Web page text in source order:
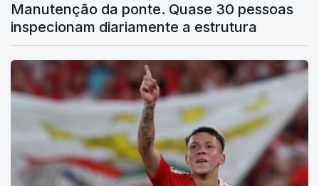
Manutenção da ponte. Quase 30 pessoas
inspecionam diariamente a estrutura